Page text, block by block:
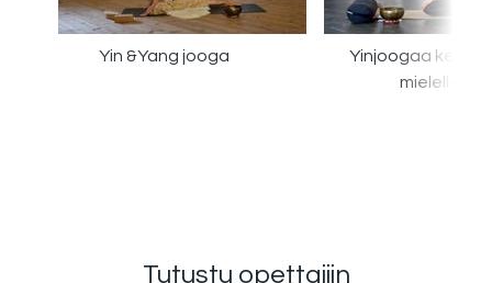
Yin &Yang jooga
Yinjoogaa
mielelle
Tutustu opettajiin